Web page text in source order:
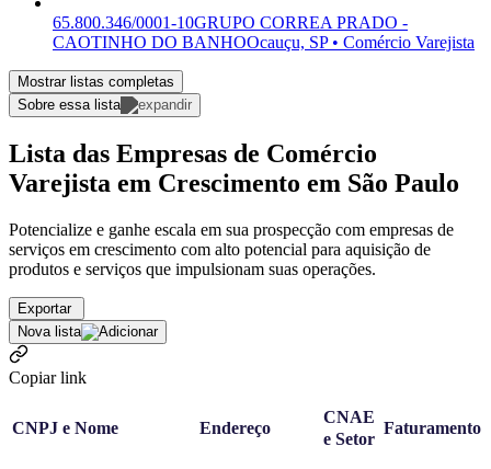
65.800.346/0001-10GRUPO CORREA PRADO -
CAOTINHO DO BANHOOcauçu, SP • Comércio Varejista
Mostrar listas completas
Sobre essa lista
Lista das Empresas de Comércio
Varejista em Crescimento em São Paulo
Potencialize e ganhe escala em sua prospecção com empresas de
serviços em crescimento com alto potencial para aquisição de
produtos e serviços que impulsionam suas operações.
Exportar
Nova lista
Copiar link
CNPJ e Nome Endereço
CNAE
e Setor
Faturamento